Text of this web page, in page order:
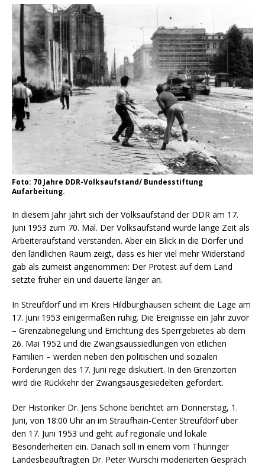
Foto: 70 Jahre DDR-Volksaufstand/ Bundesstiftung
Aufarbeitung.
In diesem Jahr jährt sich der Volksaufstand der DDR am 17.
Juni 1953 zum 70. Mal. Der Volksaufstand wurde lange Zeit als
Arbeiteraufstand verstanden. Aber ein Blick in die Dörfer und
den ländlichen Raum zeigt, dass es hier viel mehr Widerstand
gab als zumeist angenommen: Der Protest auf dem Land
setzte früher ein und dauerte länger an.
In Streufdorf und im Kreis Hildburghausen scheint die Lage am
17. Juni 1953 einigermaßen ruhig. Die Ereignisse ein Jahr zuvor
– Grenzabriegelung und Errichtung des Sperrgebietes ab dem
26. Mai 1952 und die Zwangsaussiedlungen von etlichen
Familien – werden neben den politischen und sozialen
Forderungen des 17. Juni rege diskutiert. In den Grenzorten
wird die Rückkehr der Zwangsausgesiedelten gefordert.
Der Historiker Dr. Jens Schöne berichtet am Donnerstag, 1.
Juni, von 18:00 Uhr an im Straufhain-Center Streufdorf über
den 17. Juni 1953 und geht auf regionale und lokale
Besonderheiten ein. Danach soll in einem vom Thüringer
Landesbeauftragten Dr. Peter Wurschi moderierten Gespräch